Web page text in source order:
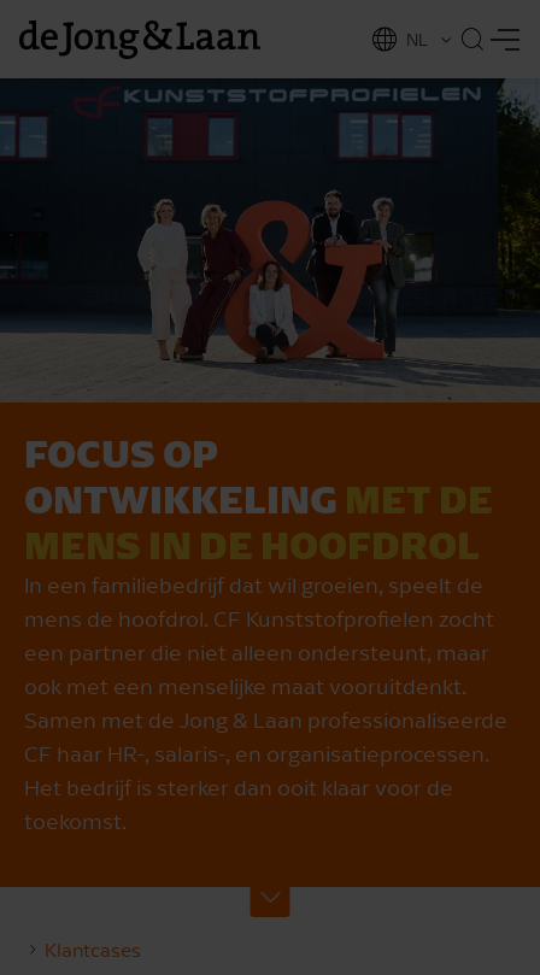
NL
EN
FOCUS OP
ONTWIKKELING ­ MET DE
MENS IN DE HOOFDROL
In een familiebedrijf dat wil groeien, speelt de
mens de hoofdrol. CF Kunststofprofielen zocht
een partner die niet alleen ondersteunt, maar
ook met een menselijke maat vooruitdenkt.
Samen met de Jong & Laan professionaliseerde
CF haar HR-, salaris-, en organisatieprocessen.
Het bedrijf is sterker dan ooit klaar voor de
toekomst.
Klantcases